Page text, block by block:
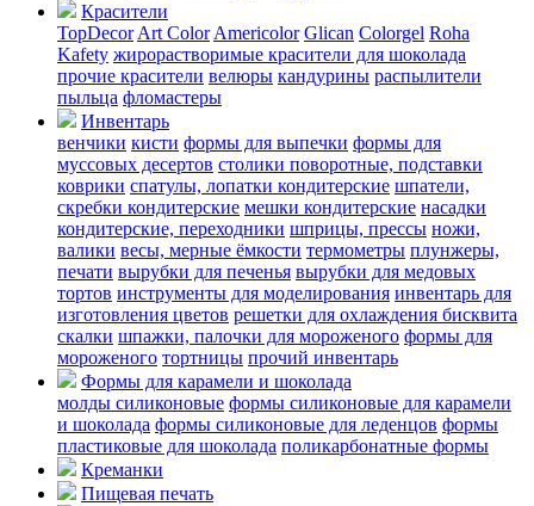
Красители
TopDecor Art Color Americolor Glican Colorgel Roha
Kafety жирорастворимые красители для шоколада
прочие красители велюры кандурины распылители
пыльца фломастеры
Инвентарь
венчики кисти формы для выпечки формы для
муссовых десертов столики поворотные, подставки
коврики cпатулы, лопатки кондитерские шпатели,
скребки кондитерские мешки кондитерские насадки
кондитерские, переходники шприцы, прессы ножи,
валики весы, мерные ёмкости термометры плунжеры,
печати вырубки для печенья вырубки для медовых
тортов инструменты для моделирования инвентарь для
изготовления цветов решетки для охлаждения бисквита
скалки шпажки, палочки для мороженого формы для
мороженого тортницы прочий инвентарь
Формы для карамели и шоколада
молды силиконовые формы силиконовые для карамели
и шоколада формы силиконовые для леденцов формы
пластиковые для шоколада поликарбонатные формы
Креманки
Пищевая печать